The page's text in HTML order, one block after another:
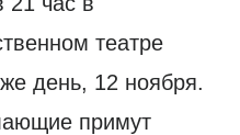
театре
день, 12 ноября.
примут